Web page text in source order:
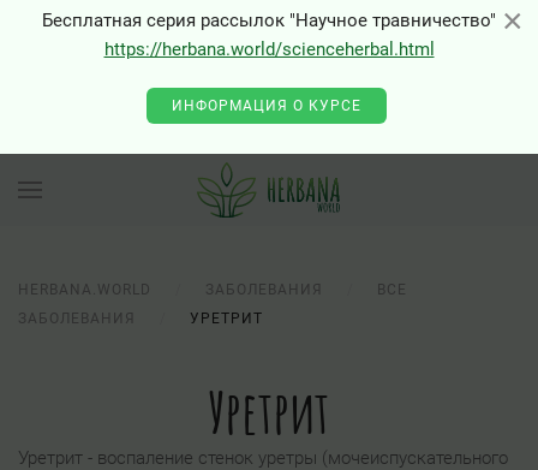
×
Бесплатная серия рассылок "Научное травничество"
https://herbana.world/scienceherbal.html
ИНФОРМАЦИЯ О КУРСЕ
HERBANA.WORLD ЗАБОЛЕВАНИЯ
ВСЕ
ЗАБОЛЕВАНИЯ
УРЕТРИТ
Уретрит
Уретрит - воспаление стенок уретры (мочеиспускательного
×